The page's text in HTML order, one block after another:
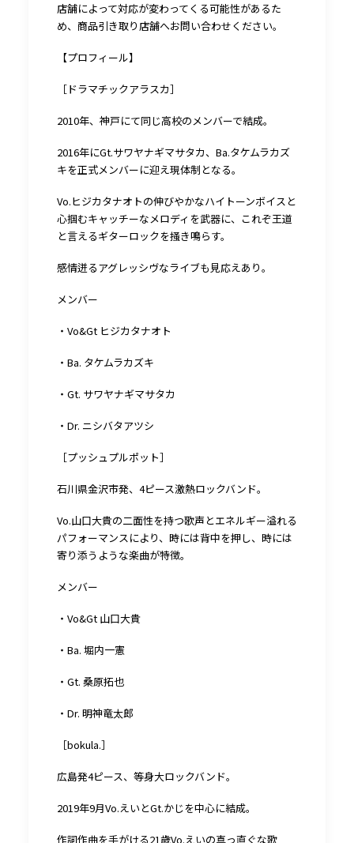
店舗によって対応が変わってくる可能性があるた
め、商品引き取り店舗へお問い合わせください。
【プロフィール】
［ドラマチックアラスカ］
2010年、神戸にて同じ高校のメンバーで結成。
2016年にGt.サワヤナギマサタカ、Ba.タケムラカズ
キを正式メンバーに迎え現体制となる。
Vo.ヒジカタナオトの伸びやかなハイトーンボイスと
心掴むキャッチーなメロディを武器に、これぞ王道
と言えるギターロックを掻き鳴らす。
感情迸るアグレッシヴなライブも見応えあり。
メンバー
・Vo&Gt ヒジカタナオト
・Ba. タケムラカズキ
・Gt. サワヤナギマサタカ
・Dr. ニシバタアツシ
［プッシュプルポット］
石川県金沢市発、4ピース激熱ロックバンド。
Vo.山口大貴の二面性を持つ歌声とエネルギー溢れる
パフォーマンスにより、時には背中を押し、時には
寄り添うような楽曲が特徴。
メンバー
・Vo&Gt 山口大貴
・Ba. 堀内一憲
・Gt. 桑原拓也
・Dr. 明神竜太郎
［bokula.］
広島発4ピース、等身大ロックバンド。
2019年9月Vo.えいとGt.かじを中心に結成。
作詞作曲を手がける21歳Vo.えいの真っ直ぐな歌